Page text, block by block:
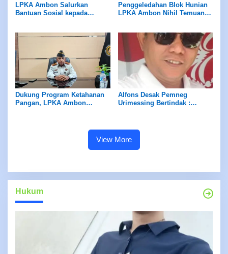
LPKA Ambon Salurkan
Bantuan Sosial kepada
Penggeledahan Blok Hunian
LPKA Ambon Nihil Temuan
Dukung Program Ketahanan
Pangan, LPKA Ambon
Alfons Desak Pemneg
Urimessing Bertindak :
View More
Hukum